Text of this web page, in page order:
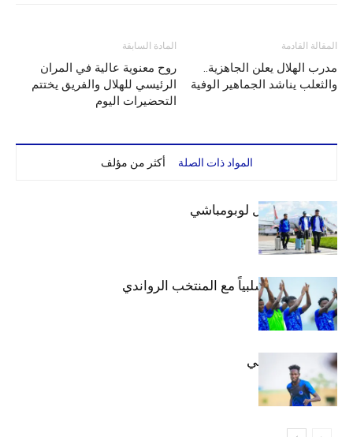
المادة السابقة
روح معنوية عالية في المران
الرئيسي للهلال والفريق يختتم
التحضيرات اليوم
المقالة القادمة
مدرب الهلال يعلن الجاهزية..
والثعلب يناشد الجماهير الوفية
المواد ذات الصلة أكثر من مؤلف
بعثة الهلال تصل لوبومباشي
الهلال يتعادل سلبياً مع المنتخب الرواندي
إعدادياً
كنن يصل كيجالي